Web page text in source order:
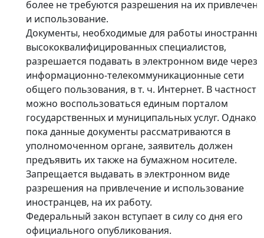
более не требуются разрешения на их
и использование.
Документы, необходимые для работы
высококвалифицированных специалистов,
разрешается подавать в электронном виде через
информационно-телекоммуникационные сети
общего пользования, в т. ч. Интернет. В частности,
можно воспользоваться единым порталом
государственных и муниципальных услуг. Однако,
пока данные документы рассматриваются в
уполномоченном органе, заявитель должен
предъявить их также на бумажном носителе.
Запрещается выдавать в электронном виде
разрешения на привлечение и использование
иностранцев, на их работу.
Федеральный закон вступает в силу со дня его
официального опубликования.